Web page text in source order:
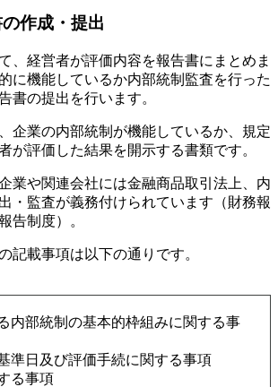
作成・提出
、経営者が評価内容を報告書にまとめま
に機能しているか内部統制監査を行った
書の提出を行います。
企業の内部統制が機能しているか、規定
が評価した結果を開示する書類です。
業や関連会社には金融商品取引法上、内
・監査が義務付けられています（財務報
告制度）。
記載事項は以下の通りです。
内部統制の基本的枠組みに関する事
準日及び評価手続に関する事項
る事項